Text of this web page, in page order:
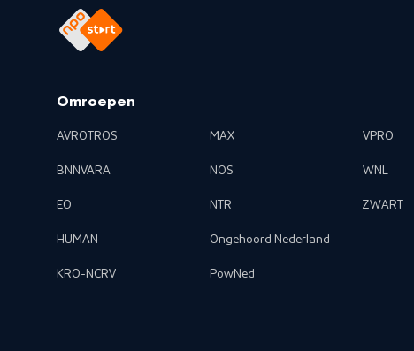
Omroepen
AVROTROS
BNNVARA
EO
HUMAN
KRO-NCRV
MAX
NOS
NTR
Ongehoord Nederland
PowNed
VPRO
WNL
ZWART